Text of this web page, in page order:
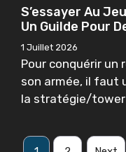
S’essayer Au
Un Guilde Pour
1 Juillet 2026
Pour conquérir un
son armée, il faut
la stratégie/tower